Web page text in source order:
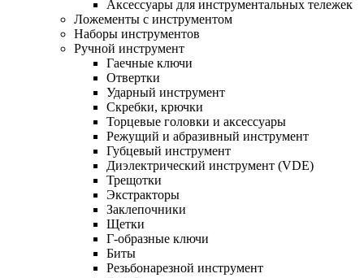
Аксессуары для инструментальных тележек
Ложементы с инструментом
Наборы инструментов
Ручной инструмент
Гаечные ключи
Отвертки
Ударный инструмент
Скребки, крючки
Торцевые головки и аксессуары
Режущий и абразивный инструмент
Губцевый инструмент
Диэлектрический инструмент (VDE)
Трещотки
Экстракторы
Заклепочники
Щетки
Г-образные ключи
Биты
Резьбонарезной инструмент